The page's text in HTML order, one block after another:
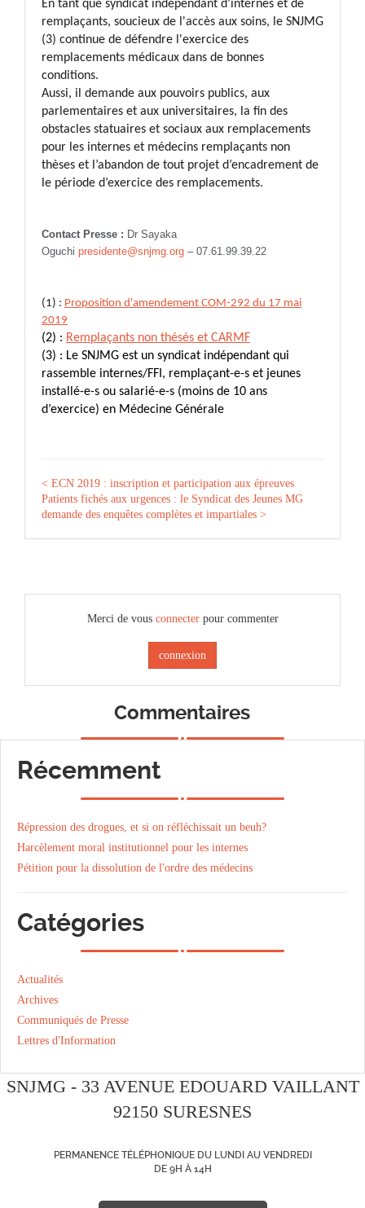
En tant que syndicat indépendant d’internes et de
remplaçants, soucieux de l'accès aux soins, le SNJMG
(3) continue de défendre l'exercice des
remplacements médicaux dans de bonnes
conditions.
Aussi, il demande aux pouvoirs publics, aux
parlementaires et aux universitaires, la fin des
obstacles statuaires et sociaux aux remplacements
pour les internes et médecins remplaçants non
thèses et l’abandon de tout projet d’encadrement de
le période d’exercice des remplacements.
Contact Presse : Dr Sayaka
Oguchi presidente@snjmg.org – 07.61.99.39.22
(1) : Proposition d'amendement COM-292 du 17 mai
2019
(2) : Remplaçants non thésés et CARMF
(3) : Le SNJMG est un syndicat indépendant qui
rassemble internes/FFI, remplaçant-e-s et jeunes
installé-e-s ou salarié-e-s (moins de 10 ans
d’exercice) en Médecine Générale
< ECN 2019 : inscription et participation aux épreuves
Patients fichés aux urgences : le Syndicat des Jeunes MG
demande des enquêtes complètes et impartiales >
Merci de vous connecterpour commenter
connexion
Commentaires
Récemment
Répression des drogues, et si on réfléchissait un beuh?
Harcèlement moral institutionnel pour les internes
Pétition pour la dissolution de l'ordre des médecins
Catégories
Actualités
Archives
Communiqués de Presse
Lettres d'Information
SNJMG - 33 AVENUE EDOUARD VAILLANT
92150 SURESNES
PERMANENCE TÉLÉPHONIQUE DU LUNDI AU VENDREDI
DE 9H À 14H